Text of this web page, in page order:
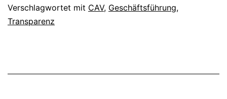
Nicht
gegen
–
Verschlagwortet mit CAV, Geschäftsführung,
Transparenz